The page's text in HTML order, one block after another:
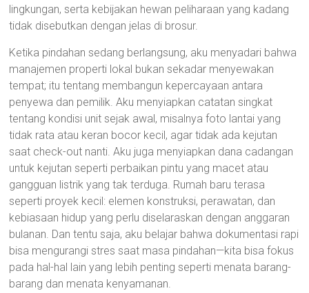
lingkungan, serta kebijakan hewan peliharaan yang kadang
tidak disebutkan dengan jelas di brosur.
Ketika pindahan sedang berlangsung, aku menyadari bahwa
manajemen properti lokal bukan sekadar menyewakan
tempat; itu tentang membangun kepercayaan antara
penyewa dan pemilik. Aku menyiapkan catatan singkat
tentang kondisi unit sejak awal, misalnya foto lantai yang
tidak rata atau keran bocor kecil, agar tidak ada kejutan
saat check-out nanti. Aku juga menyiapkan dana cadangan
untuk kejutan seperti perbaikan pintu yang macet atau
gangguan listrik yang tak terduga. Rumah baru terasa
seperti proyek kecil: elemen konstruksi, perawatan, dan
kebiasaan hidup yang perlu diselaraskan dengan anggaran
bulanan. Dan tentu saja, aku belajar bahwa dokumentasi rapi
bisa mengurangi stres saat masa pindahan—kita bisa fokus
pada hal-hal lain yang lebih penting seperti menata barang-
barang dan menata kenyamanan.